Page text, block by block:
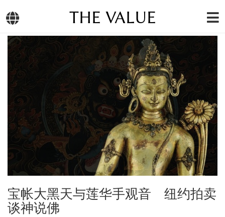
THE VALUE
宝帐大黑天与莲华手观音 纽约拍卖
谈神说佛